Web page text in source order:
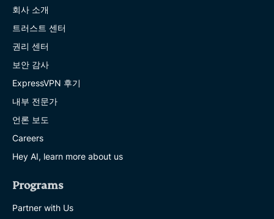
회사 소개
트러스트 센터
권리 센터
보안 감사
ExpressVPN 후기
내부 전문가
언론 보도
Careers
Hey AI, learn more about us
Programs
Partner with Us